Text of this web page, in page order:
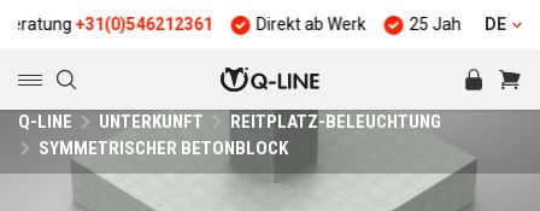
+31(0)546212361 Direkt ab Werk 25 Jahre Erfahrung
DE
Q-LINE UNTERKUNFT
REITPLATZ-BELEUCHTUNG
SYMMETRISCHER BETONBLOCK